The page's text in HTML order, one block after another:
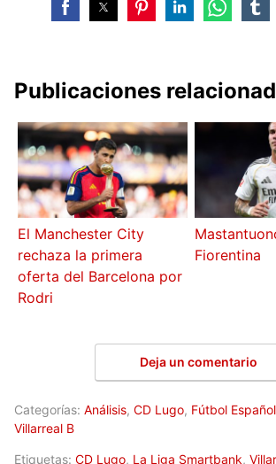
Publicaciones
El Manchester City
rechaza la primera
oferta del Barcelona por
Rodri
Fiorentina
Deja un comentario
Categorías: Análisis, CD Lugo, Fútbol Español
Villarreal B
Etiquetas: CD Lugo, La Liga Smartbank,